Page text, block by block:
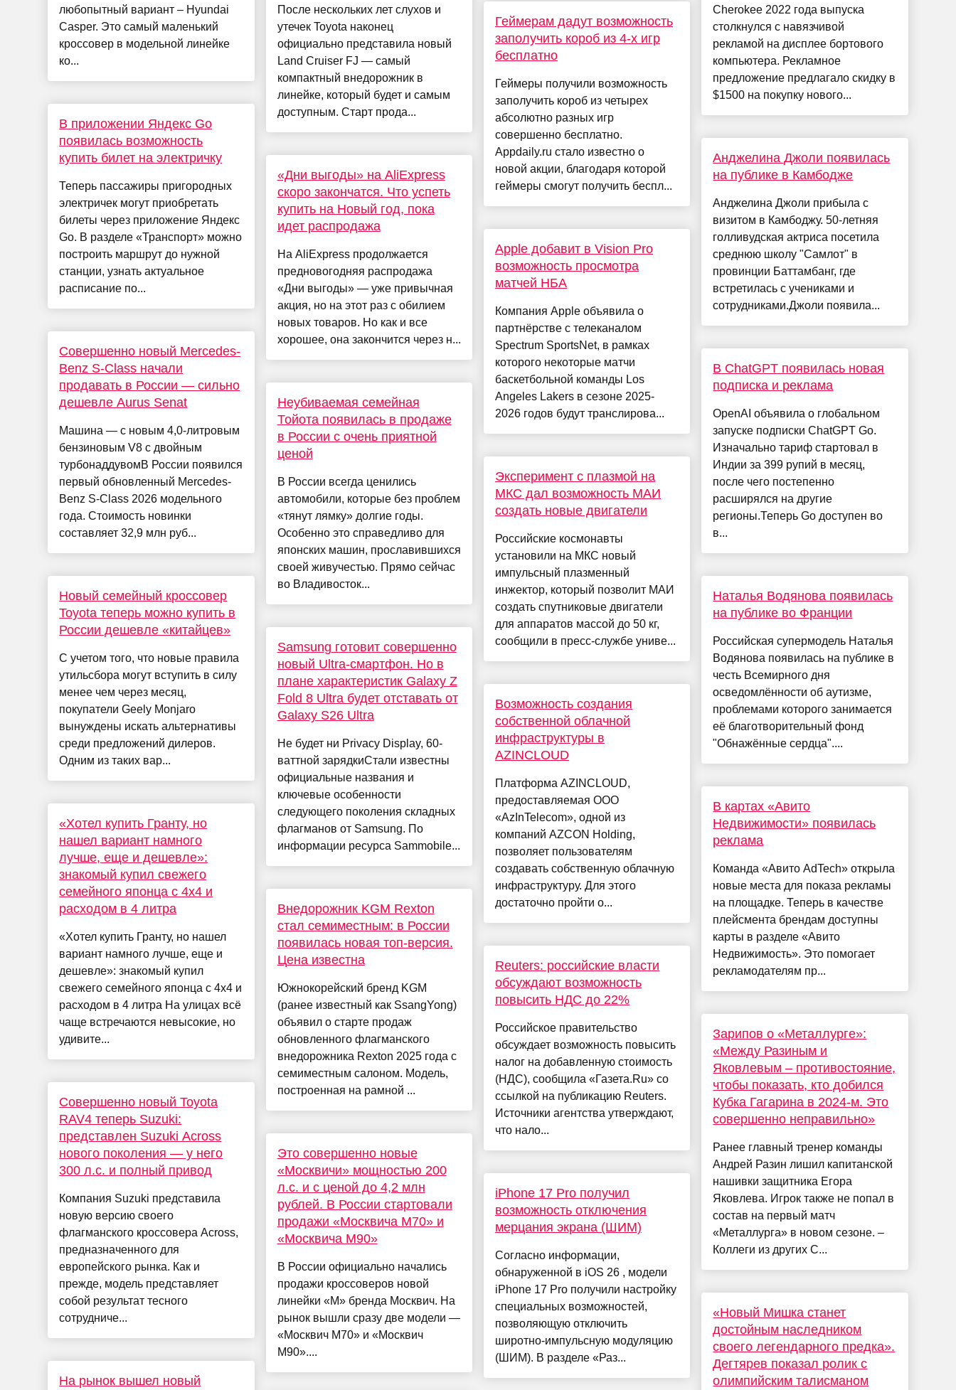
любопытный вариант – Hyundai
Casper. Это самый маленький
кроссовер в модельной линейке
ко...
В приложении Яндекс Go
появилась возможность
купить билет на электричку
Теперь пассажиры пригородных
электричек могут приобретать
билеты через приложение Яндекс
Go. В разделе «Транспорт» можно
построить маршрут до нужной
станции, узнать актуальное
расписание по...
Совершенно новый Mercedes-
Benz S-Class начали
продавать в России — сильно
дешевле Aurus Senat
Машина — c новым 4,0-литровым
бензиновым V8 с двойным
турбонаддувомВ России появился
первый обновленный Mercedes-
Benz S-Class 2026 модельного
года. Стоимость новинки
составляет 32,9 млн руб...
Новый семейный кроссовер
Toyota теперь можно купить в
России дешевле «китайцев»
С учетом того, что новые правила
утильсбора могут вступить в силу
менее чем через месяц,
покупатели Geely Monjaro
вынуждены искать альтернативы
среди предложений дилеров.
Одним из таких вар...
«Хотел купить Гранту, но
нашел вариант намного
лучше, еще и дешевле»:
знакомый купил свежего
семейного японца с 4х4 и
расходом в 4 литра
«Хотел купить Гранту, но нашел
вариант намного лучше, еще и
дешевле»: знакомый купил
свежего семейного японца с 4х4 и
расходом в 4 литра На улицах всё
чаще встречаются невысокие, но
удивите...
Совершенно новый Toyota
RAV4 теперь Suzuki:
представлен Suzuki Across
нового поколения — у него
300 л.с. и полный привод
Компания Suzuki представила
новую версию своего
флагманского кроссовера Across,
предназначенного для
европейского рынка. Как и
прежде, модель представляет
собой результат тесного
сотрудниче...
На рынок вышел новый
После нескольких лет слухов и
утечек Toyota наконец
официально представила новый
Land Cruiser FJ — самый
компактный внедорожник в
линейке, который будет и самым
доступным. Старт прода...
«Дни выгоды» на AliExpress
скоро закончатся. Что успеть
купить на Новый год, пока
идет распродажа
На AliExpress продолжается
предновогодняя распродажа
«Дни выгоды» — уже привычная
акция, но на этот раз с обилием
новых товаров. Но как и все
хорошее, она закончится через н...
Неубиваемая семейная
Тойота появилась в продаже
в России с очень приятной
ценой
В России всегда ценились
автомобили, которые без проблем
«тянут лямку» долгие годы.
Особенно это справедливо для
японских машин, прославившихся
своей живучестью. Прямо сейчас
во Владивосток...
Samsung готовит совершенно
новый Ultra-смартфон. Но в
плане характеристик Galaxy Z
Fold 8 Ultra будет отставать от
Galaxy S26 Ultra
Не будет ни Privacy Display, 60-
ваттной зарядкиСтали известны
официальные названия и
ключевые особенности
следующего поколения складных
флагманов от Samsung. По
информации ресурса Sammobile...
Внедорожник KGM Rexton
стал семиместным: в России
появилась новая топ-версия.
Цена известна
Южнокорейский бренд KGM
(ранее известный как SsangYong)
объявил о старте продаж
обновленного флагманского
внедорожника Rexton 2025 года с
семиместным салоном. Модель,
построенная на рамной ...
Это совершенно новые
«Москвичи» мощностью 200
л.с. и с ценой до 4,2 млн
рублей. В России стартовали
продажи «Москвича М70» и
«Москвича М90»
В России официально начались
продажи кроссоверов новой
линейки «М» бренда Москвич. На
рынок вышли сразу две модели —
«Москвич М70» и «Москвич
М90»....
Геймерам дадут возможность
заполучить короб из 4-х игр
бесплатно
Геймеры получили возможность
заполучить короб из четырех
абсолютно разных игр
совершенно бесплатно.
Appdaily.ru стало известно о
новой акции, благодаря которой
геймеры смогут получить беспл...
Apple добавит в Vision Pro
возможность просмотра
матчей НБА
Компания Apple объявила о
партнёрстве с телеканалом
Spectrum SportsNet, в рамках
которого некоторые матчи
баскетбольной команды Los
Angeles Lakers в сезоне 2025-
2026 годов будут транслирова...
Эксперимент с плазмой на
МКС дал возможность МАИ
создать новые двигатели
Российские космонавты
установили на МКС новый
импульсный плазменный
инжектор, который позволит МАИ
создать спутниковые двигатели
для аппаратов массой до 50 кг,
сообщили в пресс-службе униве...
Возможность создания
собственной облачной
инфраструктуры в
AZINCLOUD
Платформа AZINCLOUD,
предоставляемая ООО
«AzInTelecom», одной из
компаний AZCON Holding,
позволяет пользователям
создавать собственную облачную
инфраструктуру. Для этого
достаточно пройти о...
Reuters: российские власти
обсуждают возможность
повысить НДС до 22%
Российское правительство
обсуждает возможность повысить
налог на добавленную стоимость
(НДС), сообщила «Газета.Ru» со
ссылкой на публикацию Reuters.
Источники агентства утверждают,
что нало...
iPhone 17 Pro получил
возможность отключения
мерцания экрана (ШИМ)
Согласно информации,
обнаруженной в iOS 26 , модели
iPhone 17 Pro получили настройку
специальных возможностей,
позволяющую отключить
широтно-импульсную модуляцию
(ШИМ). В разделе «Раз...
Cherokee 2022 года выпуска
столкнулся с навязчивой
рекламой на дисплее бортового
компьютера. Рекламное
предложение предлагало скидку в
$1500 на покупку нового...
Анджелина Джоли появилась
на публике в Камбодже
Анджелина Джоли прибыла с
визитом в Камбоджу. 50-летняя
голливудская актриса посетила
среднюю школу "Самлот" в
провинции Баттамбанг, где
встретилась с учениками и
сотрудниками.Джоли появила...
В ChatGPT появилась новая
подписка и реклама
OpenAI объявила о глобальном
запуске подписки ChatGPT Go.
Изначально тариф стартовал в
Индии за 399 рупий в месяц,
после чего постепенно
расширялся на другие
регионы.Теперь Go доступен во
в...
Наталья Водянова появилась
на публике во Франции
Российская супермодель Наталья
Водянова появилась на публике в
честь Всемирного дня
осведомлённости об аутизме,
проблемами которого занимается
её благотворительный фонд
"Обнажённые сердца"....
В картах «Авито
Недвижимости» появилась
реклама
Команда «Авито AdTech» открыла
новые места для показа рекламы
на площадке. Теперь в качестве
плейсмента брендам доступны
карты в разделе «Авито
Недвижимость». Это помогает
рекламодателям пр...
Зарипов о «Металлурге»:
«Между Разиным и
Яковлевым – противостояние,
чтобы показать, кто добился
Кубка Гагарина в 2024-м. Это
совершенно неправильно»
Ранее главный тренер команды
Андрей Разин лишил капитанской
нашивки защитника Егора
Яковлева. Игрок также не попал в
состав на первый матч
«Металлурга» в новом сезоне. –
Коллеги из других С...
«Новый Мишка станет
достойным наследником
своего легендарного предка».
Дегтярев показал ролик с
олимпийским талисманом